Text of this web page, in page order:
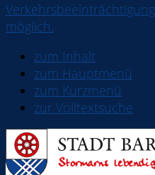
möglich.
zum Inhalt
zum Hauptmenü
zum Kurzmenü
zur Volltextsuche